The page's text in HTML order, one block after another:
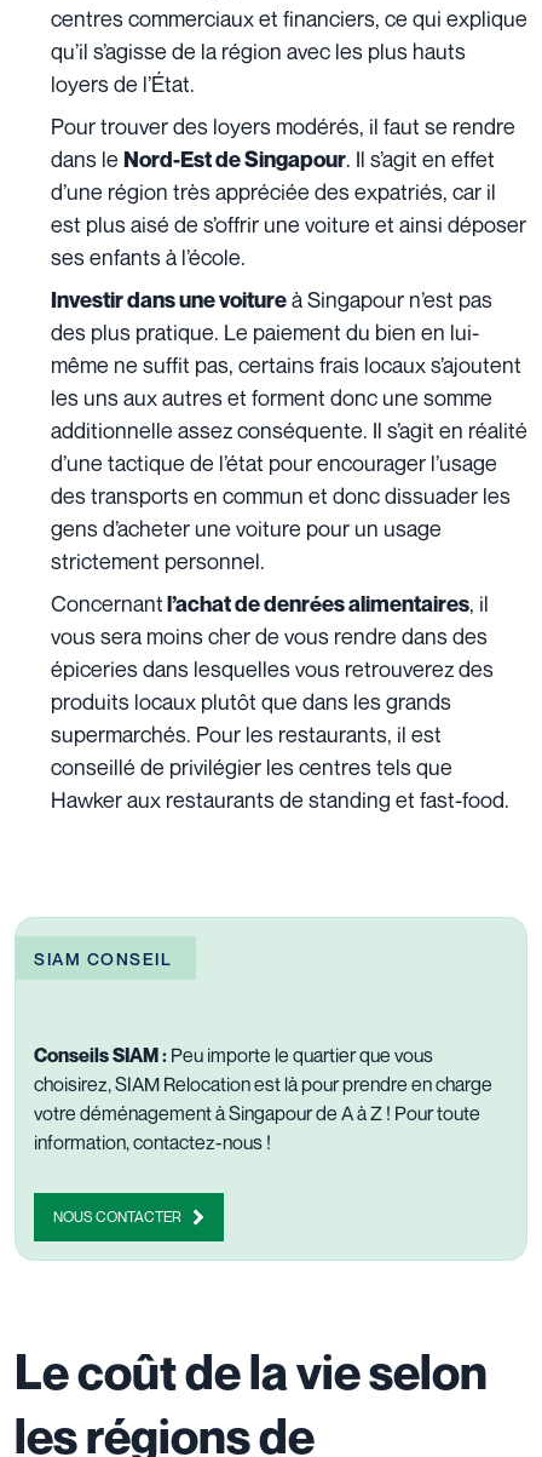
centres commerciaux et financiers, ce qui explique
qu’il s’agisse de la région avec les plus hauts
loyers de l’État.
Pour trouver des loyers modérés, il faut se rendre
dans le Nord-Est de Singapour. Il s’agit en effet
d’une région très appréciée des expatriés, car il
est plus aisé de s’offrir une voiture et ainsi déposer
ses enfants à l’école.
Investir dans une voitureà Singapour n’est pas
des plus pratique. Le paiement du bien en lui-
même ne suffit pas, certains frais locaux s’ajoutent
les uns aux autres et forment donc une somme
additionnelle assez conséquente. Il s’agit en réalité
d’une tactique de l’état pour encourager l’usage
des transports en commun et donc dissuader les
gens d’acheter une voiture pour un usage
strictement personnel.
Concernantl’achat de denrées alimentaires, il
vous sera moins cher de vous rendre dans des
épiceries dans lesquelles vous retrouverez des
produits locaux plutôt que dans les grands
supermarchés. Pour les restaurants, il est
conseillé de privilégier les centres tels que
Hawker aux restaurants de standing et fast-food.
SIAM CONSEIL
Conseils SIAM : Peu importe le quartier que vous
choisirez, SIAM Relocation est là pour prendre en charge
votre déménagementà Singapour de A à Z ! Pour toute
information,contactez-nous !
NOUS CONTACTER
Le coût de la vie selon
les régions de